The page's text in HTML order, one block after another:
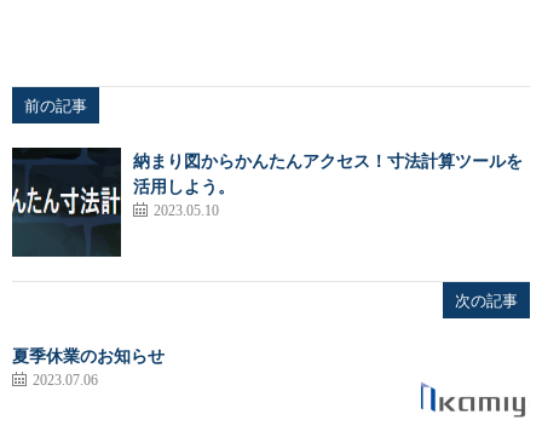
前の記事
納まり図からかんたんアクセス！寸法計算ツールを
活用しよう。
2023.05.10
次の記事
夏季休業のお知らせ
2023.07.06